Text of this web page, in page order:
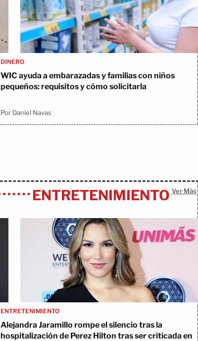
DINERO
WIC ayuda a embarazadas y familias con niños
pequeños: requisitos y cómo solicitarla
Por Daniel Navas
ENTRETENIMIENTO Ver Más
ENTRETENIMIENTO
Alejandra Jaramillo rompe el silencio tras la
hospitalización de Perez Hilton tras ser criticada en